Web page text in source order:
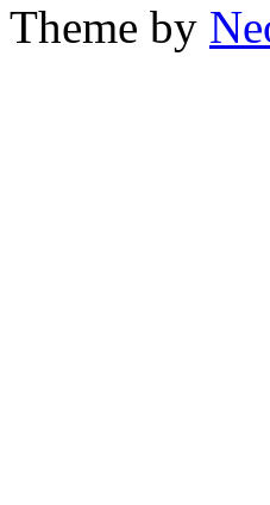
Theme by